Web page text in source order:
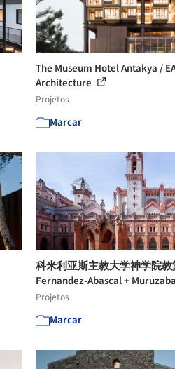
The Museum Hotel Antakya /
Architecture
Projetos
Marcar
科米利亚斯主教大学神学院
Fernandez-Abascal +
Projetos
Marcar